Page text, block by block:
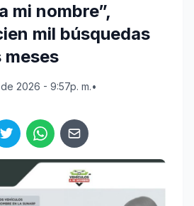
mi nombre”,
mil búsquedas
meses
2026 - 9:57p. m.•